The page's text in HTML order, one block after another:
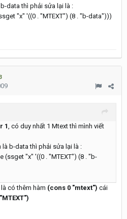
data thì phải sửa lại là :
"x" '((0 . "MTEXT") (8 . "b-data")))
1, có duy nhất 1 Mtext thì mình viết
là b-data thì phải sửa lại là :
(ssget "x" '((0 . "MTEXT") (8 . "b-
có thêm hàm (cons 0 "mtext") cái